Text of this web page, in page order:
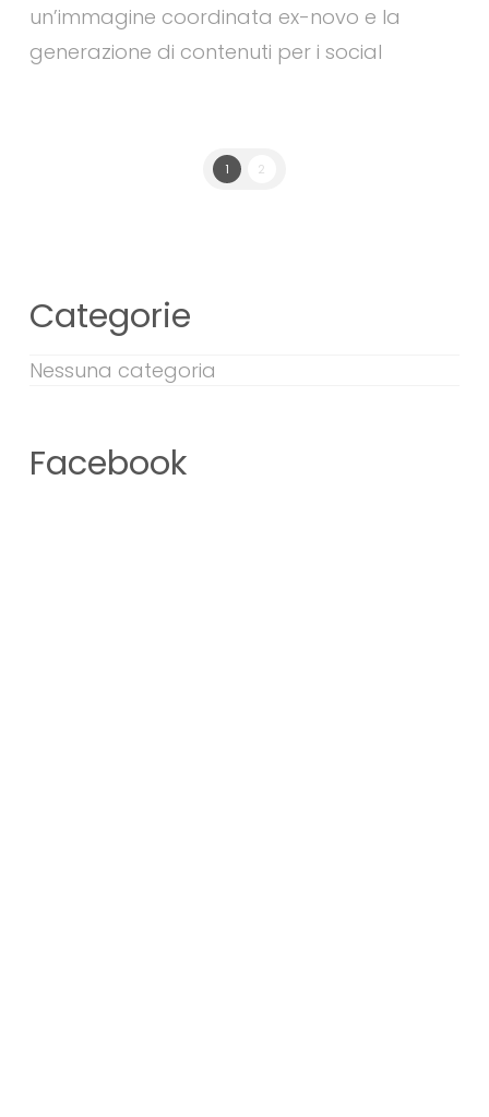
un’immagine coordinata ex-novo e la
generazione di contenuti per i social
1 2
Categorie
Nessuna categoria
Facebook